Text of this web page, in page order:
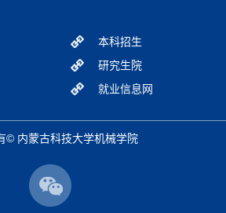
本科招生
研究生院
就业信息网
© 内蒙古科技大学机械学院